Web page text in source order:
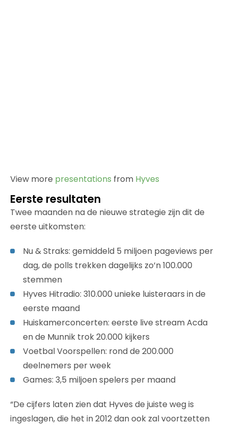
View more presentations from Hyves
Eerste resultaten
Twee maanden na de nieuwe strategie zijn dit de
eerste uitkomsten:
Nu & Straks: gemiddeld 5 miljoen pageviews per
dag, de polls trekken dagelijks zo’n 100.000
stemmen
Hyves Hitradio: 310.000 unieke luisteraars in de
eerste maand
Huiskamerconcerten: eerste live stream Acda
en de Munnik trok 20.000 kijkers
Voetbal Voorspellen: rond de 200.000
deelnemers per week
Games: 3,5 miljoen spelers per maand
“De cijfers laten zien dat Hyves de juiste weg is
ingeslagen, die het in 2012 dan ook zal voortzetten